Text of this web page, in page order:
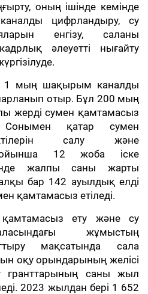
оның ішінде кемінде
цифрландыру, су
енгізу, саланы
әлеуетті нығайту
мың шақырым каналды
отыр. Бұл 200 мың
жерді сумен қамтамасыз
Сонымен қатар сумен
салу және
бойынша 12 жоба іске
жалпы саны жарты
бар 142 ауылдық елді
қамтамасыз етіледі.
ету және су
жұмыстың
мақсатында сала
оқу орындарының желісі
гранттарының саны жыл
2023 жылдан бері 1 652